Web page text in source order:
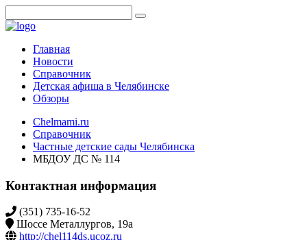
Главная
Новости
Справочник
Детская афиша в Челябинске
Обзоры
Chelmami.ru
Справочник
Частные детские сады Челябинска
МБДОУ ДС № 114
Контактная информация
(351) 735-16-52
Шоссе Металлургов, 19а
http://chel114ds.ucoz.ru